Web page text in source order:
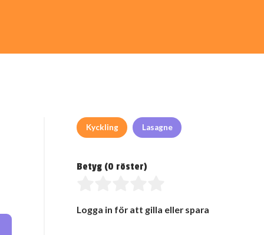
Kyckling Lasagne
Betyg (0 röster)
Logga in för att gilla eller spara